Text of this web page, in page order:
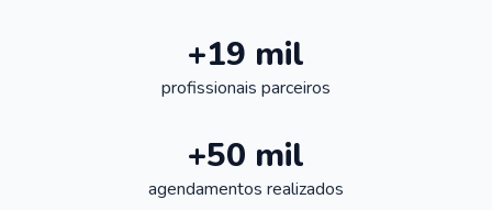
+19 mil
profissionais parceiros
+50 mil
agendamentos realizados